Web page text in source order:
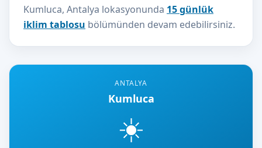
ANTALYA
Kumluca
☀️
Kumluca, Antalya lokasyonunda 15 günlük
iklim tablosu bölümünden devam edebilirsiniz.